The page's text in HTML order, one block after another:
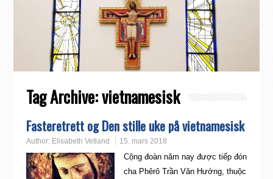
Tag Archive:vietnamesisk
Fasteretrett og Den stille uke på vietnamesisk
Author: Elisabeth Vetland 15. mars 2018
Cộng đoàn năm nay được tiếp đón
cha Phêrô Trần Văn Hướng, thuộc